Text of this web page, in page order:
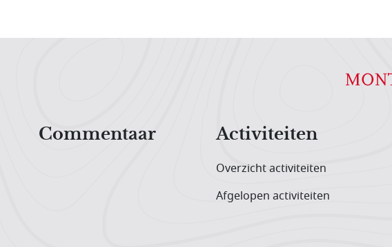
Commentaar
Activiteiten
Overzicht activiteiten
Afgelopen activiteiten